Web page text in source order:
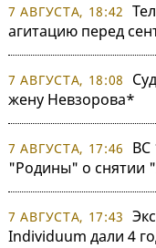
7 АВГУСТА, 18:42
агитацию перед
7 АВГУСТА, 18:08
жену Невзорова*
7 АВГУСТА, 17:46
ВС
"Родины" о снятии
7 АВГУСТА, 17:43
Individuum дали 4